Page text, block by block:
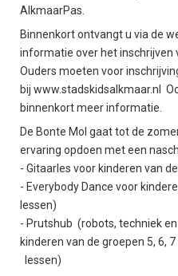
AlkmaarPas.
Binnenkort ontvangt u via de
informatie over het inschrijven
Ouders moeten voor
bij www.stadskidsalkmaar.nl
binnenkort meer informatie.
De Bonte Mol gaat tot de
ervaring opdoen met een
- Gitaarles voor kinderen van
- Everybody Dance voor
lessen)
- Prutshub (robots, techniek
kinderen van de groepen 5, 6, 7
lessen)